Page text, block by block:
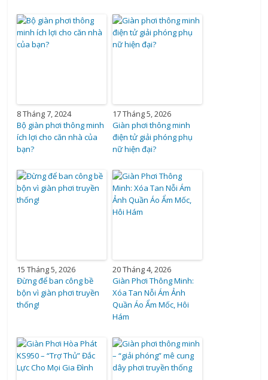
8 Tháng 7, 2024
Bộ giàn phơi thông minh
ích lợi cho căn nhà của
bạn?
17 Tháng 5, 2026
Giàn phơi thông minh
điện tử giải phóng phụ
nữ hiện đại?
15 Tháng 5, 2026
Đừng để ban công bề
bộn vì giàn phơi truyền
thống!
20 Tháng 4, 2026
Giàn Phơi Thông Minh:
Xóa Tan Nỗi Ám Ảnh
Quần Áo Ẩm Mốc, Hôi
Hám